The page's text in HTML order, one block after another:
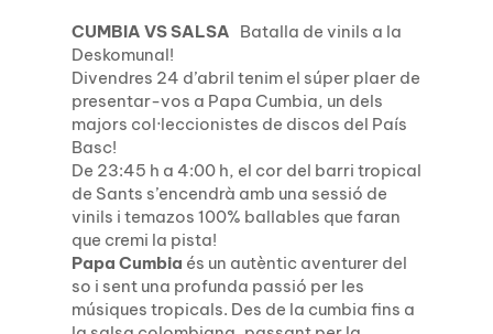
CUMBIA VS SALSA Batalla de vinils a la
Deskomunal!
Divendres 24 d’abril tenim el súper plaer de
presentar-vos a Papa Cumbia, un dels
majors col·leccionistes de discos del País
Basc!
De 23:45 h a 4:00 h, el cor del barri tropical
de Sants s’encendrà amb una sessió de
vinils i temazos 100% ballables que faran
que cremi la pista!
Papa Cumbia és un autèntic aventurer del
so i sent una profunda passió per les
músiques tropicals. Des de la cumbia fins a